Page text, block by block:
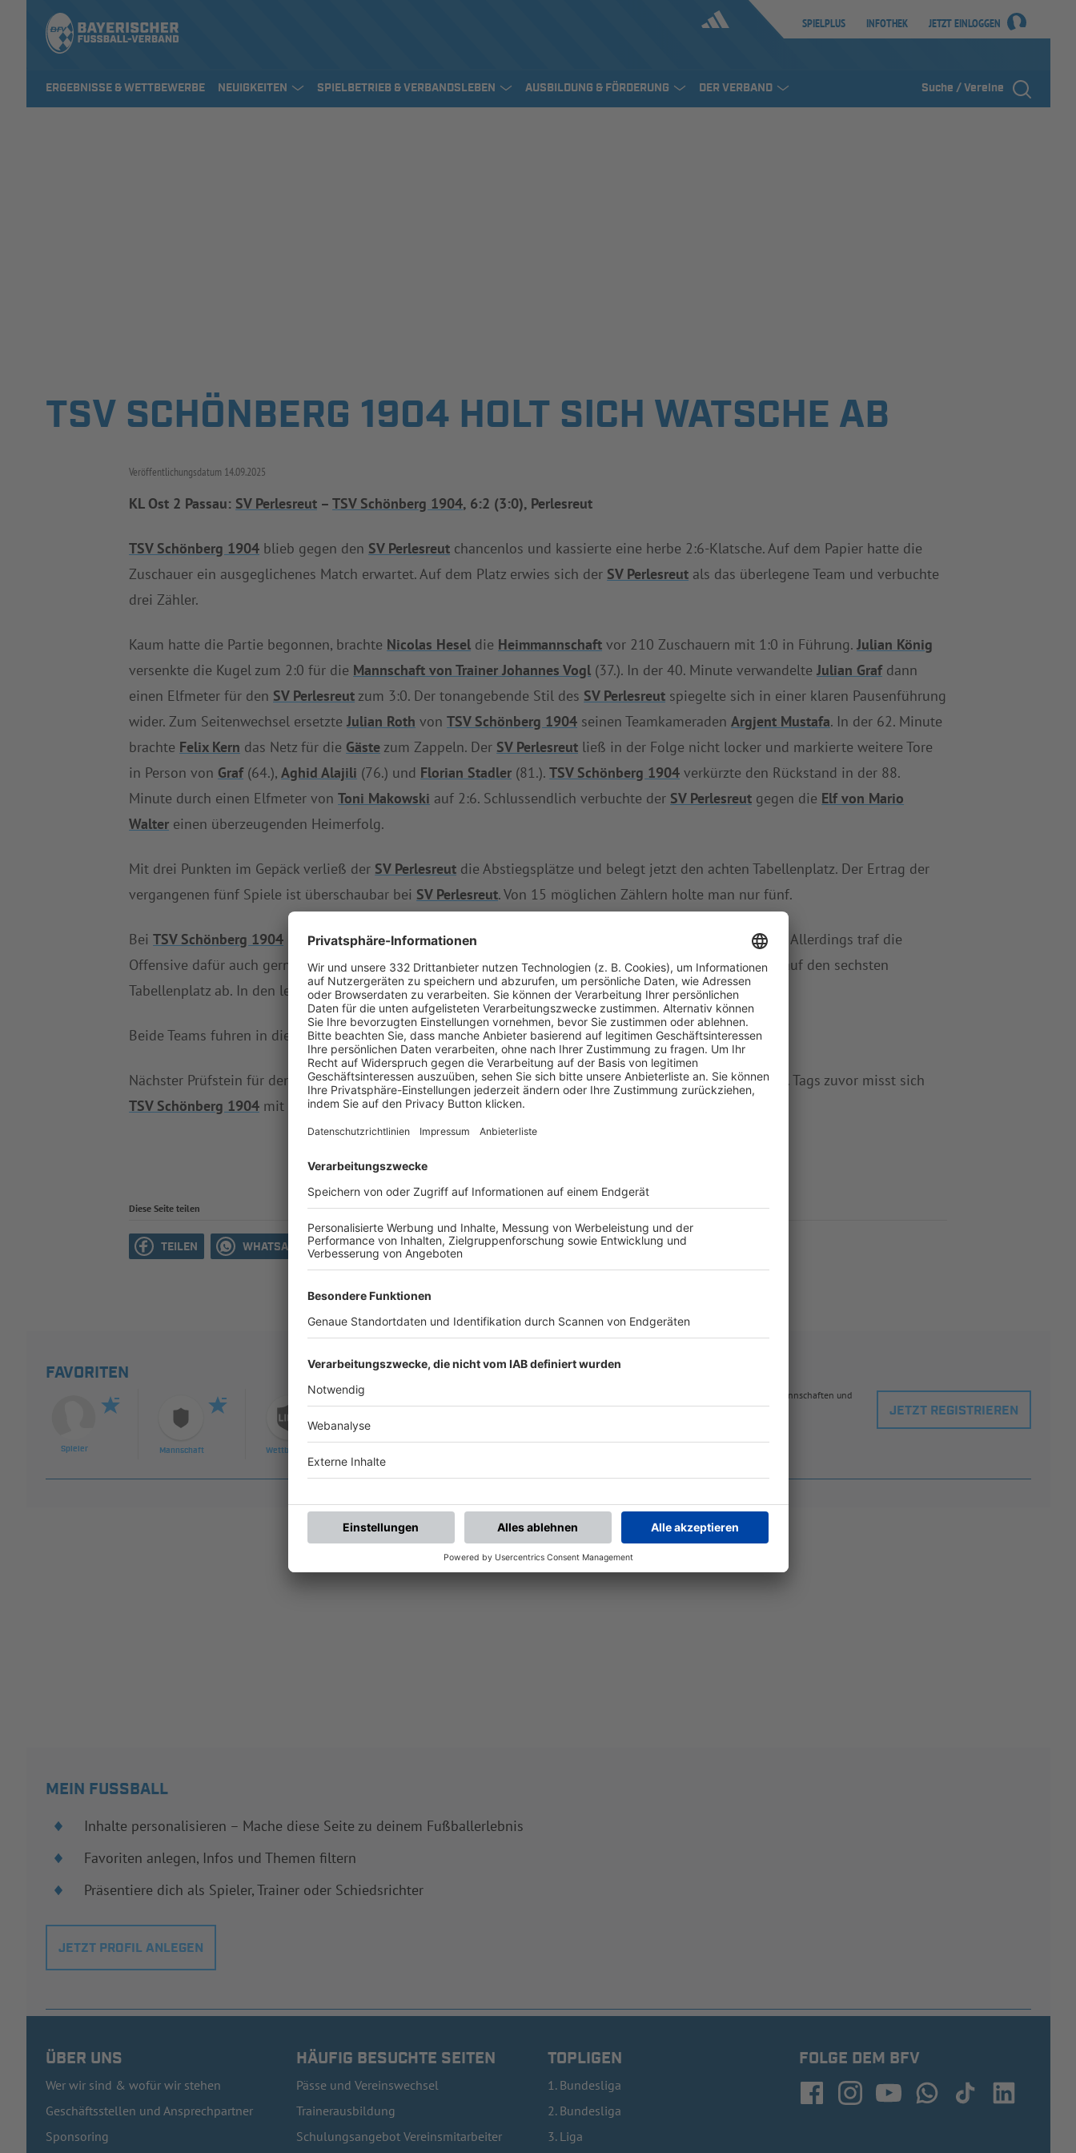
SPIELPLUS INFOTHEK JETZT EINLOGGEN
ERGEBNISSE & WETTBEWERBE NEUIGKEITEN SPIELBETRIEB & VERBANDSLEBEN AUSBILDUNG & FÖRDERUNG DER VERBAND Suche / Vereine
TSV SCHÖNBERG 1904 HOLT SICH WATSCHE AB
Veröffentlichungsdatum 14.09.2025
KL Ost 2 Passau: SV Perlesreut –TSV Schönberg 1904, 6:2 (3:0), Perlesreut
TSV Schönberg 1904 blieb gegen den SV Perlesreut chancenlos und kassierte eine herbe 2:6-Klatsche. Auf dem Papier hatte die
Zuschauer ein ausgeglichenes Match erwartet. Auf dem Platz erwies sich der SV Perlesreut als das überlegene Team und verbuchte
drei Zähler.
Kaum hatte die Partie begonnen, brachte Nicolas Hesel die Heimmannschaft vor 210 Zuschauern mit 1:0 in Führung.Julian König
versenkte die Kugel zum 2:0 für die Mannschaft von Trainer Johannes Vogl (37.). In der 40. Minute verwandelteJulian Grafdann
einen Elfmeter für den SV Perlesreut zum 3:0. Der tonangebende Stil des SV Perlesreut spiegelte sich in einer klaren Pausenführung
wider. Zum Seitenwechsel ersetzteJulian Roth vonTSV Schönberg 1904 seinen TeamkameradenArgjent Mustafa. In der 62. Minute
brachte Felix Kern das Netz für die Gäste zum Zappeln. Der SV Perlesreut ließ in der Folge nicht locker und markierte weitere Tore
in Person von Graf(64.),Aghid Alajili (76.) und Florian Stadler (81.).TSV Schönberg 1904 verkürzte den Rückstand in der 88.
Minute durch einen Elfmeter vonToni Makowski auf 2:6. Schlussendlich verbuchte der SV Perlesreut gegen die Elf von Mario
Walter einen überzeugenden Heimerfolg.
Mit drei Punkten im Gepäck verließ der SV Perlesreut die Abstiegsplätze und belegt jetzt den achten Tabellenplatz. Der Ertrag der
vergangenen fünf Spiele ist überschaubar bei SV Perlesreut. Von 15 möglichen Zählern holte man nur fünf.
BeiTSV Schönberg 1904 präsentierte sich die Abwehr angesichts 17 Gegentreffer immer wieder wackelig. Allerdings traf die
Offensive dafür auch gerne ins gegnerische Tor (14).TSV Schönberg 1904rutschte mit dieser Niederlage auf den sechsten
Tabellenplatz ab. In den letzten fünf Begegnungen holteTSV Schönberg 1904insgesamt nur fünf Zähler.
Beide Teams fuhren in dieser Saison bisher zwei Siege ein.
Nächster Prüfstein für den SV Perlesreutist auf gegnerischer Anlage derSV Hohenau(Sonntag, 14:30 Uhr). Tags zuvor misst sich
TSV Schönberg 1904 mit demFC Salzweg(16:00 Uhr).
Diese Seite teilen
TEILEN WHATSAPP MAIL
FAVORITEN
Spieler Mannschaft Wettbewerb
Nach der Registrierung kannst du dir Favoriten setzen. So bist du ganz nah an deinen Lieblingsspielern, Mannschaften und
Ligen, die dann direkt hier angezeigt werden.
JETZT REGISTRIEREN
MEIN FUSSBALL
Inhalte personalisieren – Mache diese Seite zu deinem Fußballerlebnis
Favoriten anlegen, Infos und Themen filtern
Präsentiere dich als Spieler, Trainer oder Schiedsrichter
JETZT PROFIL ANLEGEN
ÜBER UNS
Wer wir sind & wofür wir stehen
Geschäftsstellen und Ansprechpartner
Sponsoring
HÄUFIG BESUCHTE SEITEN
Pässe und Vereinswechsel
Trainerausbildung
Schulungsangebot Vereinsmitarbeiter
TOPLIGEN
1. Bundesliga
2. Bundesliga
3. Liga
FOLGE DEM BFV